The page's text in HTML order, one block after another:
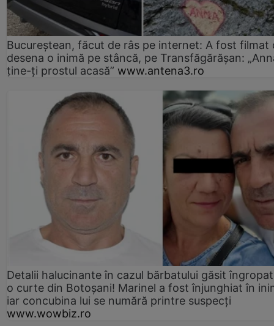
Bucureștean, făcut de râs pe internet: A fost filmat
desena o inimă pe stâncă, pe Transfăgărășan:
ține-ți prostul acasă” www.antena3.ro
Detalii halucinante în cazul bărbatului găsit
o curte din Botoșani! Marinel a fost înjunghiat în
iar concubina lui se numără printre suspecți
www.wowbiz.ro